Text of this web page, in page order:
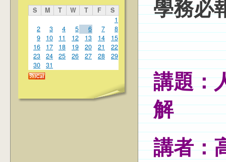
S M T W T F
S
1
2
3 4 5 6 7
8
9
10 11 12 13 14
15
16
17 18 19 20 21
22
23
24 25 26 27 28
29
30
31
學務必
講題：
解
講者：